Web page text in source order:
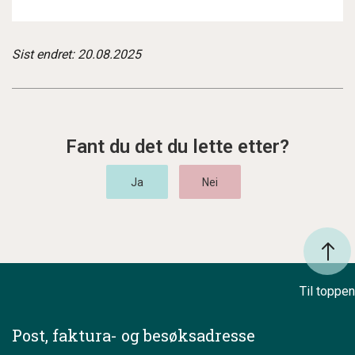
Sist endret: 20.08.2025
Fant du det du lette etter?
Til toppen
Post, faktura- og besøksadresse